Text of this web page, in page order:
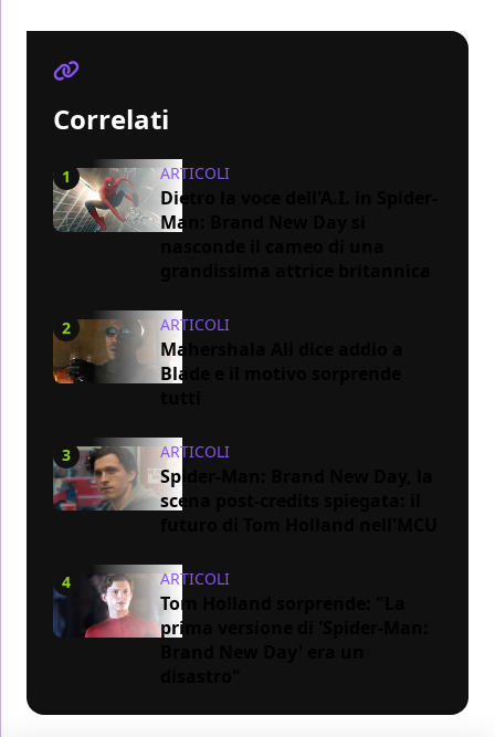
Correlati
1 ARTICOLI
Dietro la voce dell'A.I. in Spider-
Man: Brand New Day si
2 ARTICOLI
Mahershala Ali dice addio a
Blade e il motivo sorprende
3 ARTICOLI
Spider-Man: Brand New Day, la
scena post-credits spiegata: il
4 ARTICOLI
Tom Holland sorprende: "La
prima versione di 'Spider-Man: